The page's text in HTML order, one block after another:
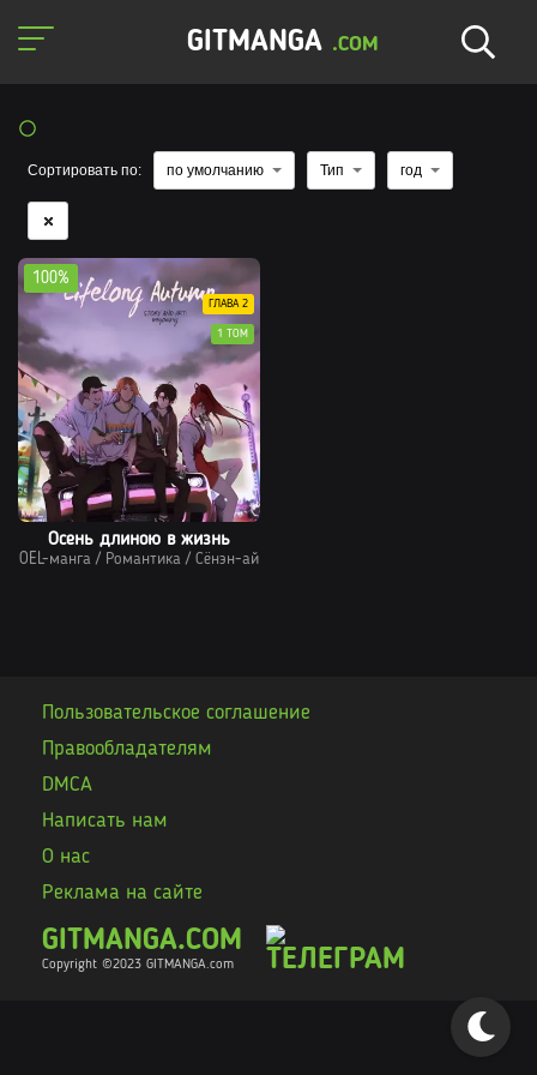
GITMANGA .COM
Сортировать по: по умолчанию Тип год
Осень длиною в жизнь
OEL-манга / Романтика / Сёнэн-ай
100%
ГЛАВА 2
1 ТОМ
GITMANGA.COM
Copyright ©2023 GITMANGA.com
Пользовательское соглашение
Правообладателям
DMCA
Написать нам
О нас
Реклама на сайте